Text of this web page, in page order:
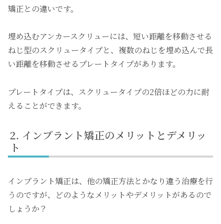
矯正との違いです。
埋め込むアンカースクリューには、短い距離を移動させる
ねじ型のスクリュータイプと、複数のねじを埋め込んで長
い距離を移動させるプレートタイプがあります。
プレートタイプは、スクリュータイプの2倍ほどの力に耐
えることができます。
インプラント矯正のメリットとデメリッ
ト
インプラント矯正は、他の矯正方法とかなり違う治療を行
うのですが、どのようなメリットやデメリットがあるので
しょうか？